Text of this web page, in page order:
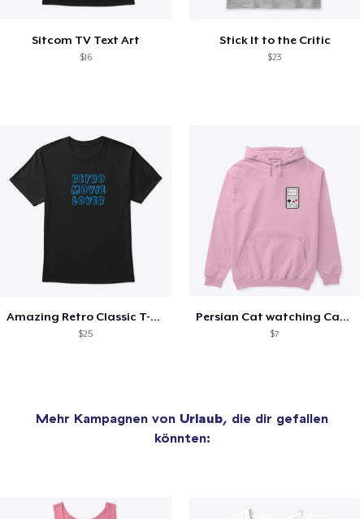
Sitcom TV Text Art
$16
Stick It to the Critic
$23
Amazing Retro Classic T-Shirt
$25
Persian Cat watching Cats TV
$7
Mehr Kampagnen von Urlaub, die dir gefallen
könnten: